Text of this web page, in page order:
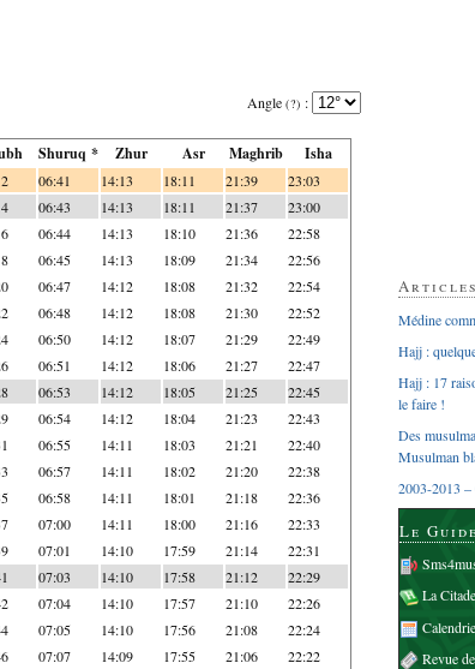
Angle (?) :
Shuruq * Zhur Asr Maghrib Isha
06:41 14:13 18:11 21:39 23:03
06:43 14:13 18:11 21:37 23:00
06:44 14:13 18:10 21:36 22:58
06:45 14:13 18:09 21:34 22:56
06:47 14:12 18:08 21:32 22:54
06:48 14:12 18:08 21:30 22:52
06:50 14:12 18:07 21:29 22:49
06:51 14:12 18:06 21:27 22:47
06:53 14:12 18:05 21:25 22:45
06:54 14:12 18:04 21:23 22:43
06:55 14:11 18:03 21:21 22:40
06:57 14:11 18:02 21:20 22:38
06:58 14:11 18:01 21:18 22:36
07:00 14:11 18:00 21:16 22:33
07:01 14:10 17:59 21:14 22:31
07:03 14:10 17:58 21:12 22:29
07:04 14:10 17:57 21:10 22:26
07:05 14:10 17:56 21:08 22:24
07:07 14:09 17:55 21:06 22:22
Médine
Hajj :
Hajj : 17
le faire !
Des
Musulman
2003-2013 –
Le
La
Revue